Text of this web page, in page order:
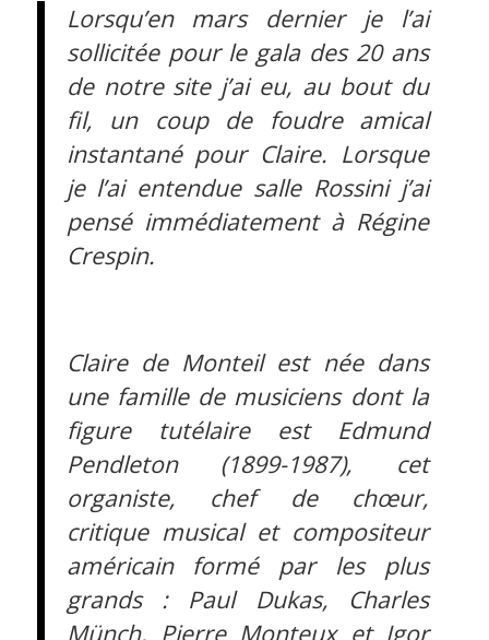
Lorsqu’en mars dernier je l’ai
sollicitée pour le gala des 20 ans
de notre site j’ai eu, au bout du
fil, un coup de foudre amical
instantané pour Claire. Lorsque
je l’ai entendue salle Rossini j’ai
pensé immédiatement à Régine
Crespin.
Claire de Monteil est née dans
une famille de musiciens dont la
figure tutélaire est Edmund
Pendleton (1899-1987), cet
organiste, chef de chœur,
critique musical et compositeur
américain formé par les plus
grands : Paul Dukas, Charles
Münch, Pierre Monteux et Igor